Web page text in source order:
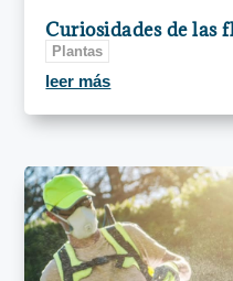
Curiosidades de las
Plantas
leer más